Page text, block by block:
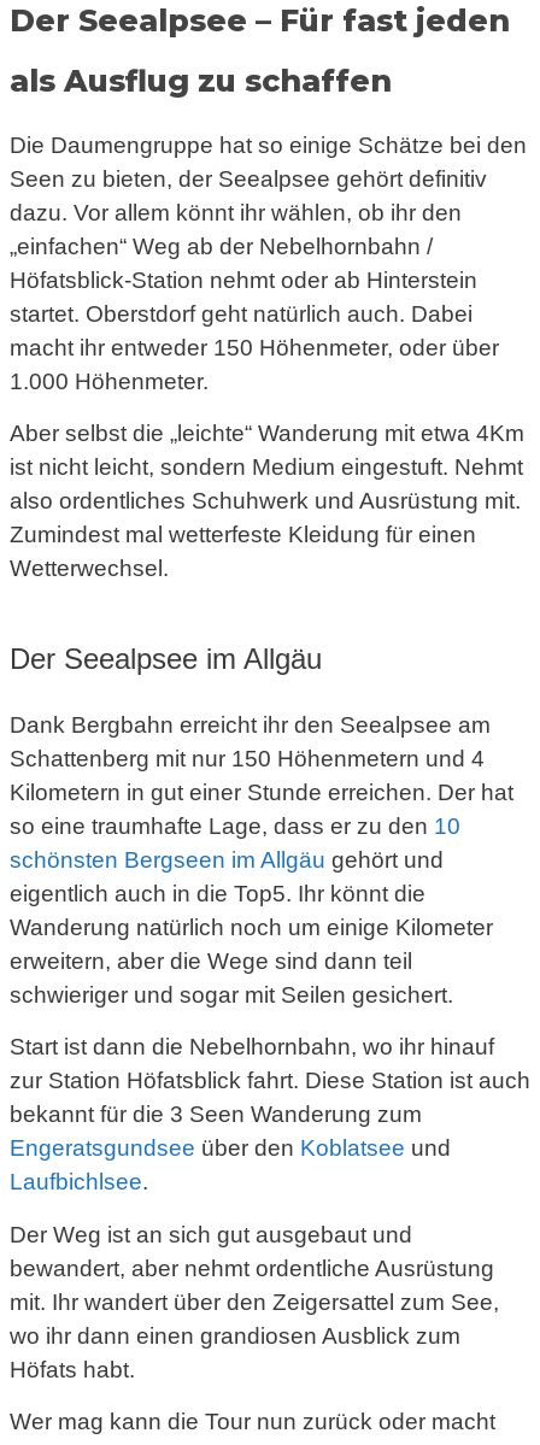
Der Seealpsee – Für fast jeden
als Ausflug zu schaffen
Die Daumengruppe hat so einige Schätze bei den
Seen zu bieten, der Seealpsee gehört definitiv
dazu. Vor allem könnt ihr wählen, ob ihr den
„einfachen“ Weg ab der Nebelhornbahn /
Höfatsblick-Station nehmt oder ab Hinterstein
startet. Oberstdorf geht natürlich auch. Dabei
macht ihr entweder 150 Höhenmeter, oder über
1.000 Höhenmeter.
Aber selbst die „leichte“ Wanderung mit etwa 4Km
ist nicht leicht, sondern Medium eingestuft. Nehmt
also ordentliches Schuhwerk und Ausrüstung mit.
Zumindest mal wetterfeste Kleidung für einen
Wetterwechsel.
Der Seealpsee im Allgäu
Dank Bergbahn erreicht ihr den Seealpsee am
Schattenberg mit nur 150 Höhenmetern und 4
Kilometern in gut einer Stunde erreichen. Der hat
so eine traumhafte Lage, dass er zu den 10
schönsten Bergseen im Allgäu gehört und
eigentlich auch in die Top5. Ihr könnt die
Wanderung natürlich noch um einige Kilometer
erweitern, aber die Wege sind dann teil
schwieriger und sogar mit Seilen gesichert.
Start ist dann die Nebelhornbahn, wo ihr hinauf
zur Station Höfatsblick fahrt. Diese Station ist auch
bekannt für die 3 Seen Wanderung zum
Engeratsgundsee über den Koblatsee und
Laufbichlsee.
Der Weg ist an sich gut ausgebaut und
bewandert, aber nehmt ordentliche Ausrüstung
mit. Ihr wandert über den Zeigersattel zum See,
wo ihr dann einen grandiosen Ausblick zum
Höfats habt.
Wer mag kann die Tour nun zurück oder macht